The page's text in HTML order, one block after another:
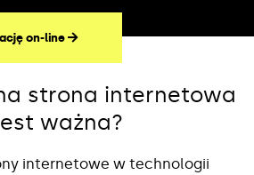
on-line
strona internetowa
ważna?
internetowe w technologii